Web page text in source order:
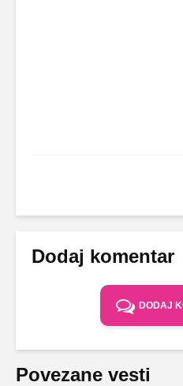
Dodaj komentar
DODAJ
Povezane vesti